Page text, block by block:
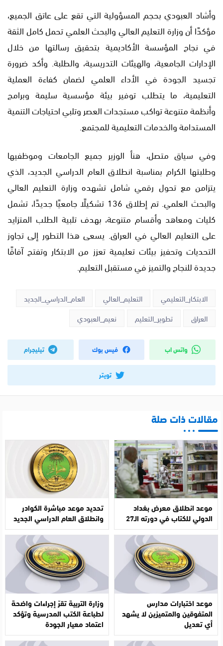
وأشاد العبودي بحجم المسؤولية التي تقع على عاتق الجميع،
مؤكدًا أن وزارة التعليم العالي والبحث العلمي تحمل كامل الثقة
في نجاح المؤسسة الأكاديمية بتحقيق رسالتها من خلال
الإدارات الجامعية، والهيئات التدريسية، والطلبة. وأكد ضرورة
تجسيد الجودة في الأداء العلمي لضمان كفاءة العملية
التعليمية، ما يتطلب توفير بيئة مؤسسية سليمة وبرامج
وأنظمة متنوعة تواكب مستجدات العصر وتلبي احتياجات التنمية
المستدامة والخدمات التعليمية للمجتمع.
وفي سياق متصل، هنأ الوزير جميع الجامعات وموظفيها
وطلبتها الكرام بمناسبة انطلاق العام الدراسي الجديد، الذي
يتزامن مع تحول رقمي شامل تشهده وزارة التعليم العالي
والبحث العلمي. تم إطلاق 136 تشكيلًا جامعيًا جديدًا، تشمل
كليات ومعاهد وأقسام متنوعة، بهدف تلبية الطلب المتزايد
على التعليم العالي في العراق. يسعى هذا التطور إلى تجاوز
التحديات وتحفيز بيئات تعليمية تعزز من الابتكار وتفتح آفاقًا
جديدة للنجاح والتميز في مستقبل التعليم.
الابتكار_التعليمي التعليم_العالي
العام_الدراسي_الجديد
العراق
تطوير_التعليم نعيم_العبودي
واتس اب فيس بوك تيليجرام
تويتر
مقالات ذات صلة
موعد انطلاق معرض بغداد
الدولي للكتاب في دورته الـ27
تحديد موعد مباشرة الكوادر
وانطلاق العام الدراسي الجديد
موعد اختبارات مدارس
المتفوقين والمتميزين لا يشهد
أي تعديل
وزارة التربية تقرّ إجراءات واضحة
لطباعة الكتب المدرسية وتؤكد
اعتماد معيار الجودة